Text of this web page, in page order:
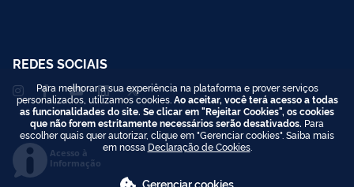
REDES SOCIAIS
Acesso à
Informação
Para melhorar a sua experiência na plataforma e prover serviços
personalizados, utilizamos cookies. Ao aceitar, você terá acesso a todas
as funcionalidades do site. Se clicar em "Rejeitar Cookies", os cookies
que não forem estritamente necessários serão desativados. Para
escolher quais quer autorizar, clique em "Gerenciar cookies". Saiba mais
em nossa Declaração de Cookies.
Gerenciar cookies